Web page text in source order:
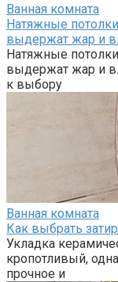
Ванная комната
Натяжные
выдержат жар и
Натяжные
выдержат жар и
к выбору
Ванная комната
Как выбрать
Укладка
кропотливый,
прочное и